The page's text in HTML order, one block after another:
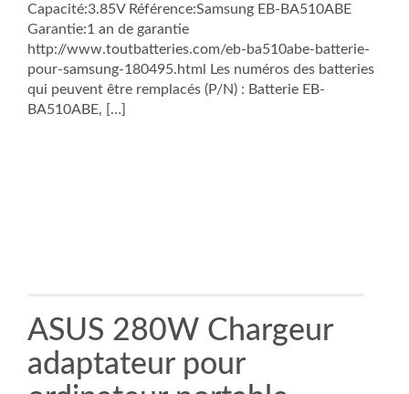
Capacité:3.85V Référence:Samsung EB-BA510ABE
Garantie:1 an de garantie
http://www.toutbatteries.com/eb-ba510abe-batterie-
pour-samsung-180495.html Les numéros des batteries
qui peuvent être remplacés (P/N) : Batterie EB-
BA510ABE, […]
ASUS 280W Chargeur
adaptateur pour